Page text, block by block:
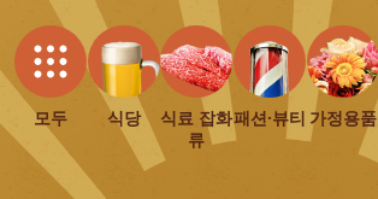
모두 식당
식료 잡화
류
패션·뷰티 가정용품